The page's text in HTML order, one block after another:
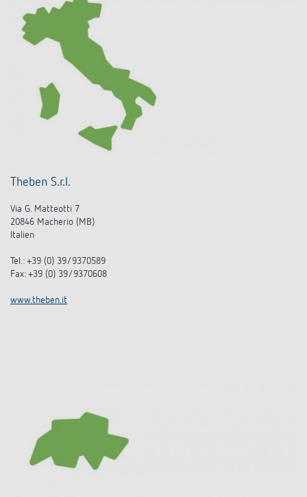
Theben S.r.l.
Via G. Matteotti 7
20846 Macherio (MB)
Italien
Tel.: +39 (0) 39/9370589
Fax: +39 (0) 39/9370608
www.theben.it